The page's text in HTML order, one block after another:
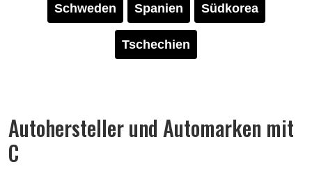
Schweden Spanien Südkorea
Tschechien
Autohersteller und Automarken mit
C